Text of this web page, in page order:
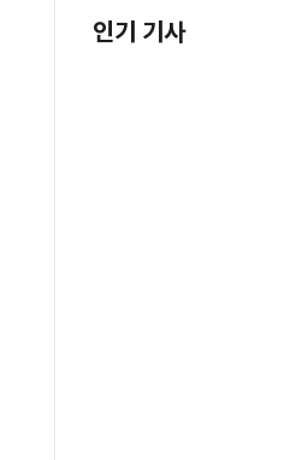
인기 기사